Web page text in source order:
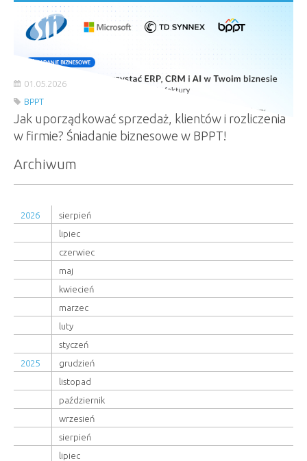
01.05.2026
BPPT
Jak uporządkować sprzedaż, klientów i rozliczenia
w firmie? Śniadanie biznesowe w BPPT!
Archiwum
2026
sierpień
lipiec
czerwiec
maj
kwiecień
marzec
luty
styczeń
2025
grudzień
listopad
październik
wrzesień
sierpień
lipiec